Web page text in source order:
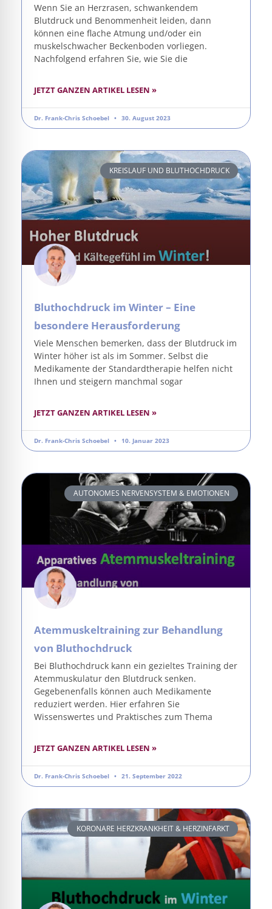
Wenn Sie an Herzrasen, schwankendem
Blutdruck und Benommenheit leiden, dann
können eine flache Atmung und/oder ein
muskelschwacher Beckenboden vorliegen.
Nachfolgend erfahren Sie, wie Sie die
JETZT GANZEN ARTIKEL LESEN »
Dr. Frank-Chris Schoebel 30. August 2023
KREISLAUF UND BLUTHOCHDRUCK
Bluthochdruck im Winter – Eine
besondere Herausforderung
Viele Menschen bemerken, dass der Blutdruck im
Winter höher ist als im Sommer. Selbst die
Medikamente der Standardtherapie helfen nicht
Ihnen und steigern manchmal sogar
JETZT GANZEN ARTIKEL LESEN »
Dr. Frank-Chris Schoebel 10. Januar 2023
AUTONOMES NERVENSYSTEM & EMOTIONEN
Atemmuskeltraining zur Behandlung
von Bluthochdruck
Bei Bluthochdruck kann ein gezieltes Training der
Atemmuskulatur den Blutdruck senken.
Gegebenenfalls können auch Medikamente
reduziert werden. Hier erfahren Sie
Wissenswertes und Praktisches zum Thema
JETZT GANZEN ARTIKEL LESEN »
Dr. Frank-Chris Schoebel 21. September 2022
KORONARE HERZKRANKHEIT & HERZINFARKT